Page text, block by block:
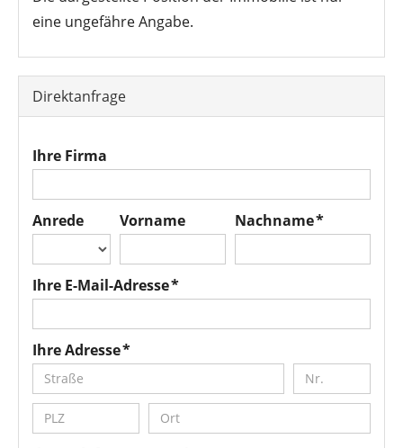
eine ungefähre Angabe.
Direktanfrage
Ihre Firma
Anrede Vorname Nachname *
Ihre E-Mail-Adresse *
Ihre Adresse *